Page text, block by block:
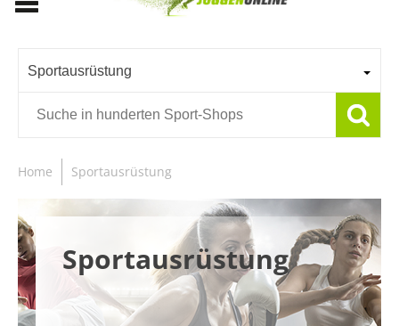
Sportausrüstung
Home Sportausrüstung
Sportausrüstung